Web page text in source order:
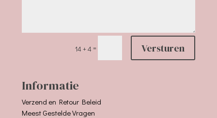
14 + 4= Versturen
Informatie
Verzend en Retour Beleid
Meest Gestelde Vragen